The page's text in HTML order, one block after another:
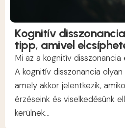
Kognitív
tipp, amivel
Mi az a kognitív
A kognitív disszonancia
amely akkor jelentkezik,
érzéseink és viselkedésünk
kerülnek...